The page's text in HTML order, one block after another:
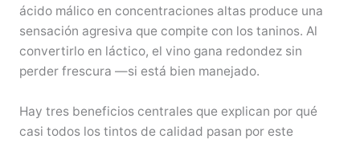
ácido málico en concentraciones altas produce una
sensación agresiva que compite con los taninos. Al
convertirlo en láctico, el vino gana redondez sin
perder frescura —si está bien manejado.
Hay tres beneficios centrales que explican por qué
casi todos los tintos de calidad pasan por este